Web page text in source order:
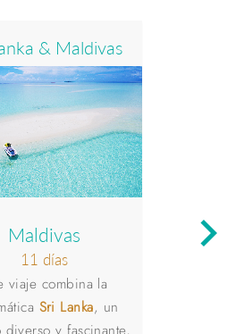
keyboard_arrow_right
& Maldivas
Maldivas
11 días
viaje combina la
Sri Lanka, un